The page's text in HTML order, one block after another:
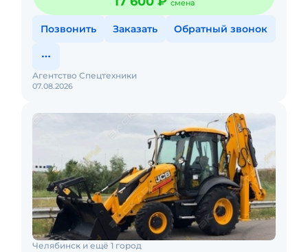
смена
Позвонить Заказать Обратный звонок
07.08.2026
Агентство Спецтехники
Челябинск и ещё 1 город